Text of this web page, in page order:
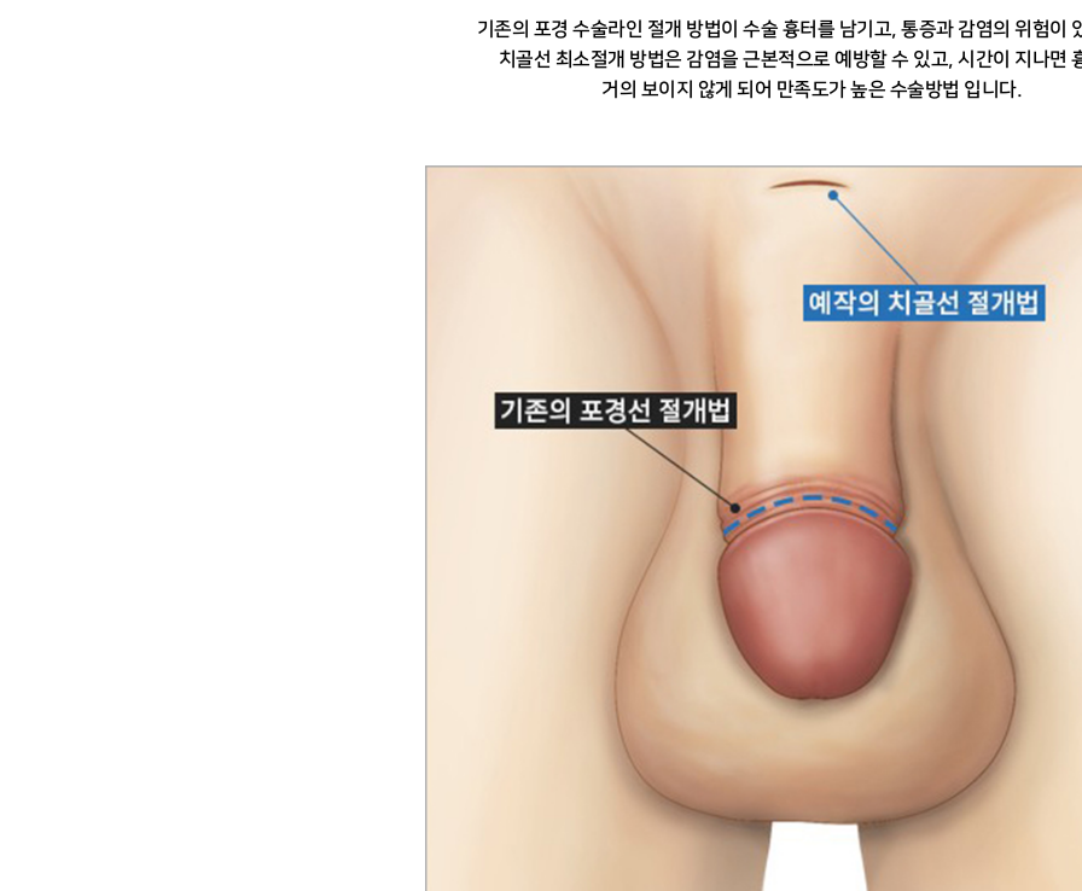
기존의 포경 수술라인 절개 방법이 수술 흉터를 남기고, 통증과 감염의 위험이
치골선 최소절개 방법은 감염을 근본적으로 예방할 수 있고, 시간이 지나면
거의 보이지 않게 되어 만족도가 높은 수술방법 입니다.